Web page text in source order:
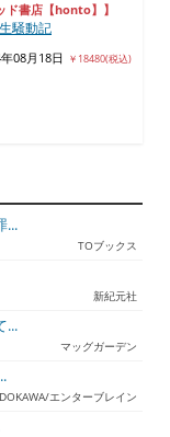
ド書店【honto】】
騒動記
08月18日 ￥18480(税込)
...
TOブックス
新紀元社
...
マッグガーデン
エンターブレイン